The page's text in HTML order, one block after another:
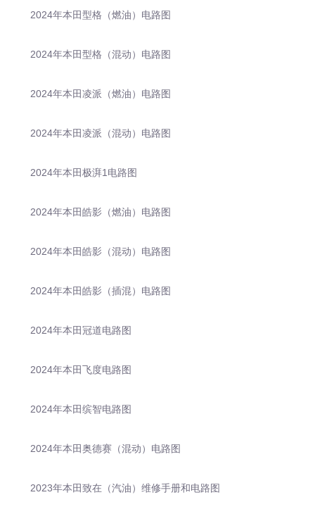
2024年本田型格（燃油）电路图
2024年本田型格（混动）电路图
2024年本田凌派（燃油）电路图
2024年本田凌派（混动）电路图
2024年本田极湃1电路图
2024年本田皓影（燃油）电路图
2024年本田皓影（混动）电路图
2024年本田皓影（插混）电路图
2024年本田冠道电路图
2024年本田飞度电路图
2024年本田缤智电路图
2024年本田奥德赛（混动）电路图
2023年本田致在（汽油）维修手册和电路图